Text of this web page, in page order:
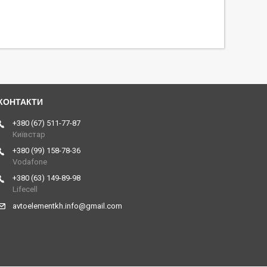
+380 (67) 511-77-87
Київстар
+380 (99) 158-78-36
Vodafone
+380 (63) 149-89-98
Lifecell
avtoelementkh.info@gmail.com